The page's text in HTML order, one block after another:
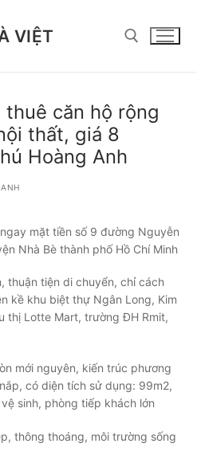
VIỆT
thuê căn hộ rộng
thất, giá 8
Hoàng Anh
mặt tiền số 9 đường Nguyễn
Nhà Bè thành phố Hồ Chí Minh
thuận tiện di chuyển, chỉ cách
kề khu biệt thự Ngân Long, Kim
thị Lotte Mart, trường ĐH Rmit,
mới nguyên, kiến trúc phương
có diện tích sử dụng: 99m2,
sinh, phòng tiếp khách lớn
thông thoáng, môi trường sống